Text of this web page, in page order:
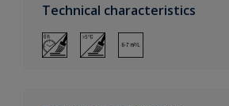
Technical characteristics